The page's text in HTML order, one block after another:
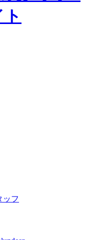
ッフ
」
ン
スについて
グ2026/27シーズン試
グ 2026/27シーズン
ッフ